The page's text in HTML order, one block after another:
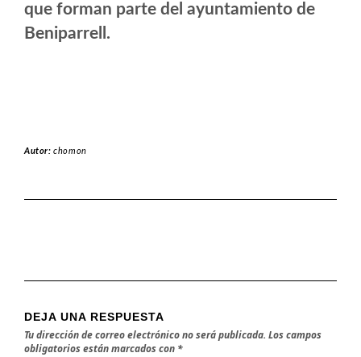
que forman parte del ayuntamiento de
Beniparrell.
Autor:chomon
DEJA UNA RESPUESTA
Tu dirección de correo electrónico no será publicada. Los campos
obligatorios están marcados con *